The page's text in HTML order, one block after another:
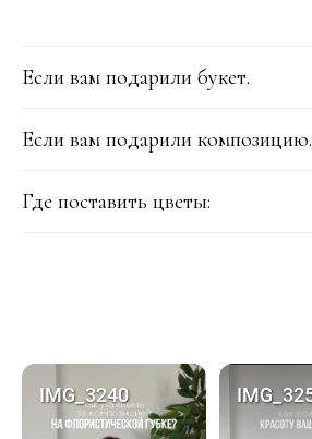
Если вам подарили букет.
Если вам подарили композицию.
Где поставить цветы: